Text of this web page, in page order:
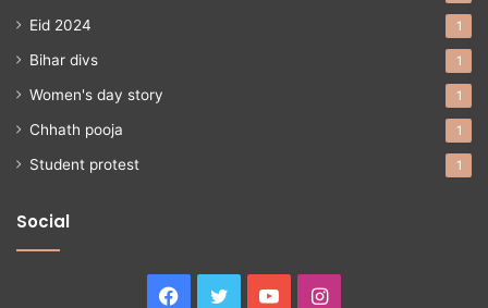
Eid 2024 1
Bihar divs 1
Women's day story 1
Chhath pooja 1
Student protest 1
Social
Facebook
Twitter YouTubeInstagram